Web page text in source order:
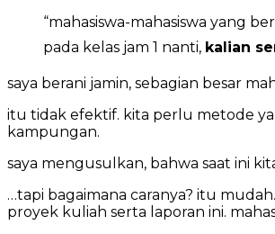
“mahasiswa-mahasiswa yang
pada kelas jam 1 nanti, kalian
saya berani jamin, sebagian besar
itu tidak efektif. kita perlu metode
kampungan.
saya mengusulkan, bahwa saat ini
…tapi bagaimana caranya? itu
proyek kuliah serta laporan ini.